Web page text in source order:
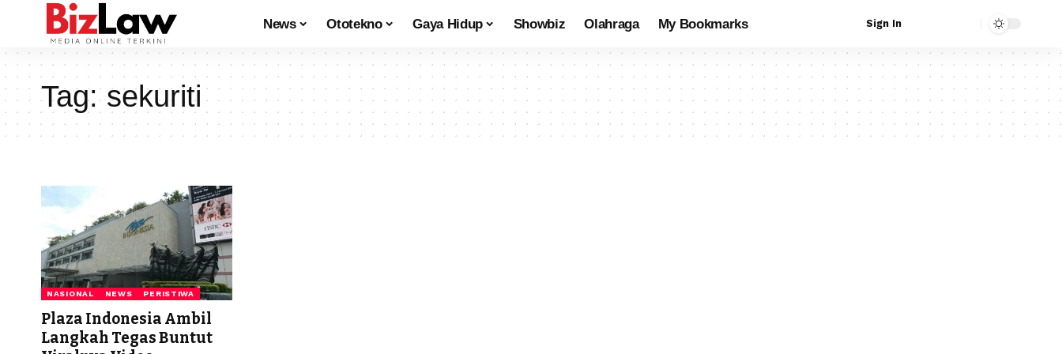
News Ototekno Gaya Hidup Showbiz Olahraga My Bookmarks Sign In
Tag:sekuriti
NASIONAL NEWS PERISTIWA
Plaza Indonesia Ambil
Langkah Tegas Buntut